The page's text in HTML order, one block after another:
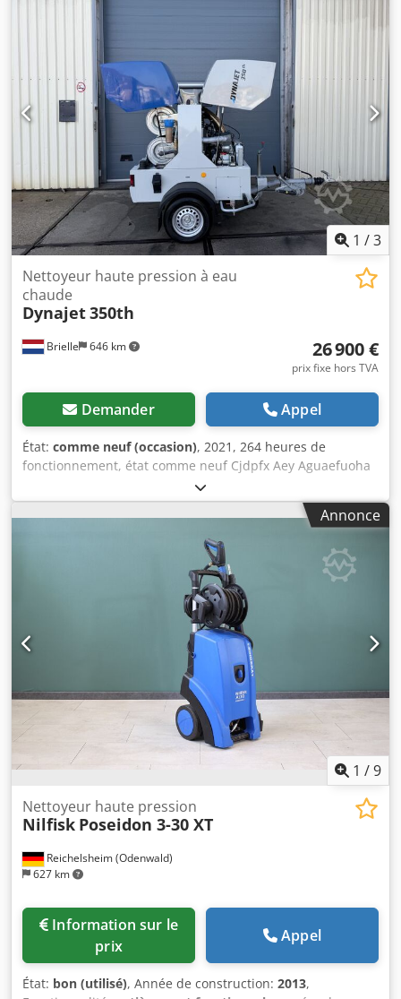
nettoyage d'outils et de produits contenant de l'huile et
Chjdpfx Aozq T Aqofuea Pour plus d'informations, veuillez
me contacter.
1 /3
Brielle 646 km
Nettoyeur haute pression à eau
chaude
Dynajet350th
26 900 €
prix fixe hors TVA
Demander Appel
État: comme neuf (occasion), 2021, 264 heures de
fonctionnement, état comme neuf Cjdpfx Aey Aguaefuoha
Annonce
1 /9
Reichelsheim (Odenwald)
627 km
Nettoyeur haute pression
Nilfisk Poseidon 3-30 XT
prix
Appel
État: bon (utilisé), Année de construction: 2013,